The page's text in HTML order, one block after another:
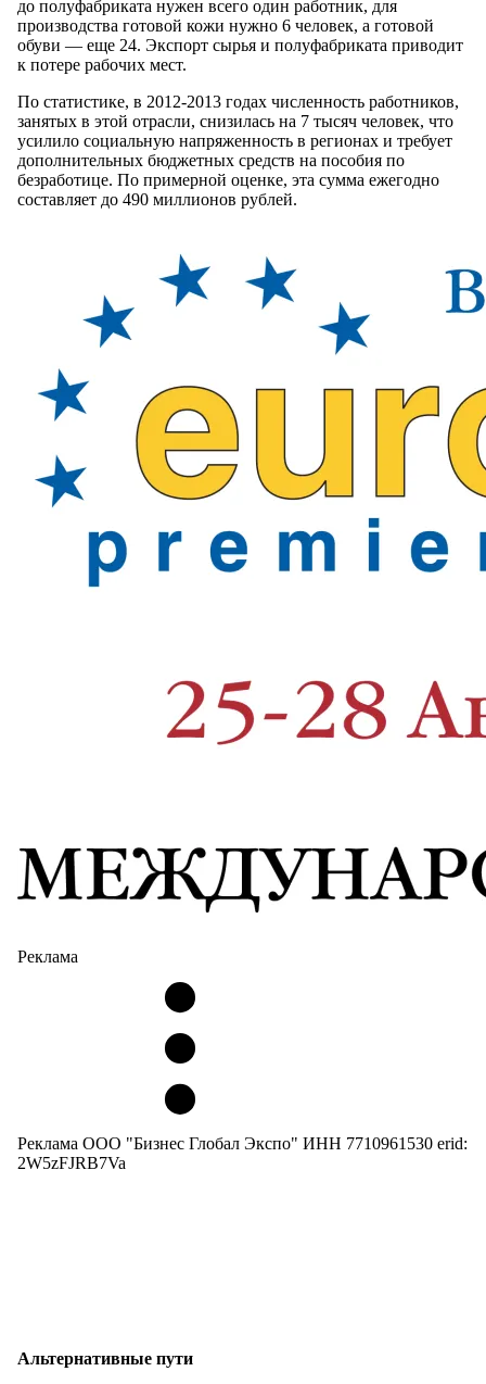
до полуфабриката нужен всего один работник, для
производства готовой кожи нужно 6 человек, а готовой
обуви — еще 24. Экспорт сырья и полуфабриката приводит
к потере рабочих мест.
По статистике, в 2012-2013 годах численность работников,
занятых в этой отрасли, снизилась на 7 тысяч человек, что
усилило социальную напряженность в регионах и требует
дополнительных бюджетных средств на пособия по
безработице. По примерной оценке, эта сумма ежегодно
составляет до 490 миллионов рублей.
Реклама
Реклама ООО "Бизнес Глобал Экспо" ИНН 7710961530 erid:
2W5zFJRB7Va
Альтернативные пути